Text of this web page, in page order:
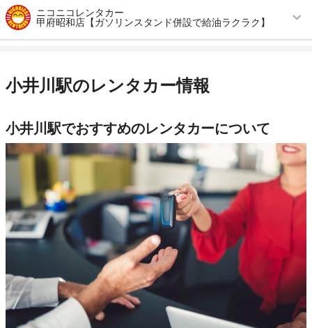
営業時間 毎日 09:00 ～ 19:00
アクセス 常永駅より徒歩で約18分（送迎なし）
店舗詳細 店舗詳細ページはこちら
この店舗でレンタカーを探す
ニコニコレンタカー
甲府昭和店【ガソリンスタンド併設で給油ラクラク】
アクセス 常永駅より徒歩で約13分（送迎なし）
店舗詳細 店舗詳細ページはこちら
この店舗でレンタカーを探す
小井川駅のレンタカー情報
小井川駅でおすすめのレンタカーについて